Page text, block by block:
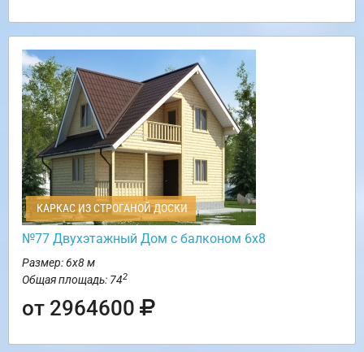
КАРКАС ИЗ СТРОГАНОЙ ДОСКИ
№77 Двухэтажный Дом с балконом 6х8
Размер: 6х8 м
Общая площадь: 742
от 2964600